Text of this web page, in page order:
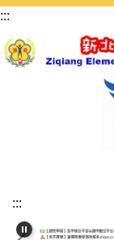
跳
主
要
:::
:::